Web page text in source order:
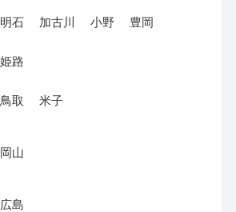
明石 加古川 小野 豊岡
姫路
鳥取 米子
岡山
広島